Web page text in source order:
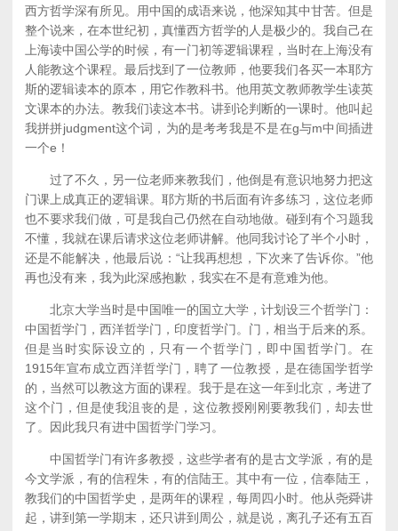
西方哲学深有所见。用中国的成语来说，他深知其中甘苦。但是
整个说来，在本世纪初，真懂西方哲学的人是极少的。我自己在
上海读中国公学的时候，有一门初等逻辑课程，当时在上海没有
人能教这个课程。最后找到了一位教师，他要我们各买一本耶方
斯的逻辑读本的原本，用它作教科书。他用英文教师教学生读英
文课本的办法。教我们读这本书。讲到论判断的一课时。他叫起
我拼拼judgment这个词，为的是考考我是不是在g与m中间插进
一个e！
过了不久，另一位老师来教我们，他倒是有意识地努力把这
门课上成真正的逻辑课。耶方斯的书后面有许多练习，这位老师
也不要求我们做，可是我自己仍然在自动地做。碰到有个习题我
不懂，我就在课后请求这位老师讲解。他同我讨论了半个小时，
还是不能解决，他最后说：“让我再想想，下次来了告诉你。”他
再也没有来，我为此深感抱歉，我实在不是有意难为他。
北京大学当时是中国唯一的国立大学，计划设三个哲学门：
中国哲学门，西洋哲学门，印度哲学门。门，相当于后来的系。
但是当时实际设立的，只有一个哲学门，即中国哲学门。在
1915年宣布成立西洋哲学门，聘了一位教授，是在德国学哲学
的，当然可以教这方面的课程。我于是在这一年到北京，考进了
这个门，但是使我沮丧的是，这位教授刚刚要教我们，却去世
了。因此我只有进中国哲学门学习。
中国哲学门有许多教授，这些学者有的是古文学派，有的是
今文学派，有的信程朱，有的信陆王。其中有一位，信奉陆王，
教我们的中国哲学史，是两年的课程，每周四小时。他从尧舜讲
起，讲到第一学期末，还只讲到周公，就是说，离孔子还有五百